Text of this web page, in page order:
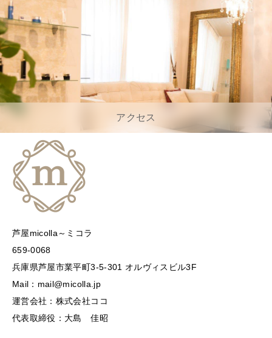
アクセス
芦屋micolla～ミコラ
659-0068
兵庫県芦屋市業平町3-5-301 オルヴィスビル3F
Mail：mail@micolla.jp
運営会社：株式会社ココ
代表取締役：大島 佳昭